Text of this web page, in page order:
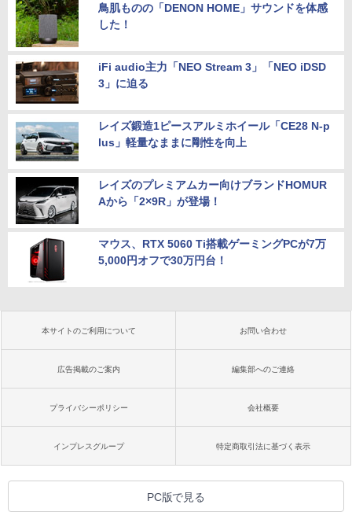
鳥肌ものの「DENON HOME」サウンドを体感
した！
iFi audio主力「NEO Stream 3」「NEO iDSD
3」に迫る
レイズ鍛造1ピースアルミホイール「CE28 N-p
lus」軽量なままに剛性を向上
レイズのプレミアムカー向けブランドHOMUR
Aから「2×9R」が登場！
マウス、RTX 5060 Ti搭載ゲーミングPCが7万
5,000円オフで30万円台！
本サイトのご利用について お問い合わせ
広告掲載のご案内 編集部へのご連絡
プライバシーポリシー 会社概要
インプレスグループ 特定商取引法に基づく表示
PC版で見る